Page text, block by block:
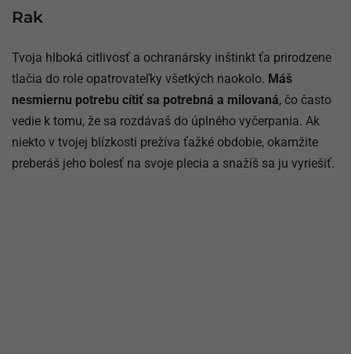
Rak
Tvoja hlboká citlivosť a ochranársky inštinkt ťa prirodzene
tlačia do role opatrovateľky všetkých naokolo. Máš
nesmiernu potrebu cítiť sa potrebná a milovaná, čo často
vedie k tomu, že sa rozdávaš do úplného vyčerpania. Ak
niekto v tvojej blízkosti prežíva ťažké obdobie, okamžite
preberáš jeho bolesť na svoje plecia a snažíš sa ju vyriešiť.